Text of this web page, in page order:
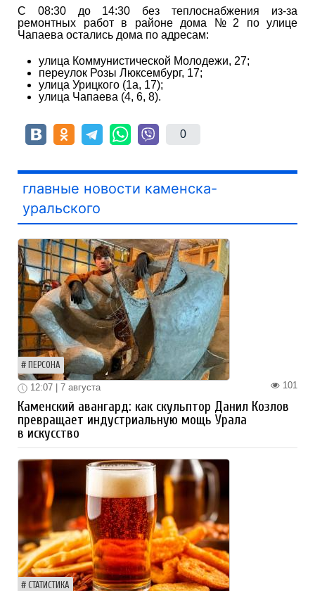
С 08:30 до 14:30 без теплоснабжения из-за
ремонтных работ в районе дома № 2 по улице
Чапаева остались дома по адресам:
улица Коммунистической Молодежи, 27;
переулок Розы Люксембург, 17;
улица Урицкого (1а, 17);
улица Чапаева (4, 6, 8).
0
главные новости каменска-
уральского
ПЕРСОНА
101
12:07 | 7 августа
Каменский авангард: как скульптор Данил Козлов
превращает индустриальную мощь Урала
в искусство
СТАТИСТИКА